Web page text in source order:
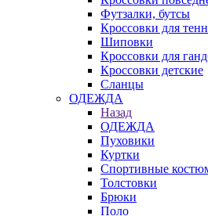
Футзалки, бутсы
Кроссовки для
Шиповки
Кроссовки для
Кроссовки детские
Сланцы
ОДЕЖДА
Назад
ОДЕЖДА
Пуховики
Куртки
Спортивные
Толстовки
Брюки
Поло